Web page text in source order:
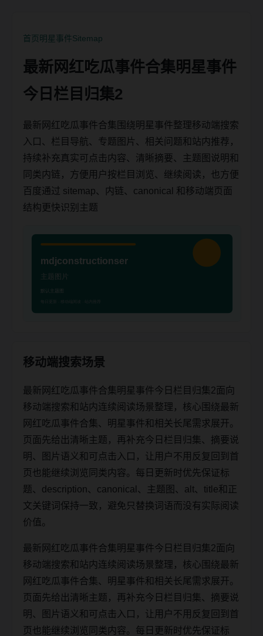
首页明星事件Sitemap
最新网红吃瓜事件合集明星事件
今日栏目归集2
最新网红吃瓜事件合集围绕明星事件整理移动端搜索
入口、栏目导航、专题图片、相关问题和站内推荐，
持续补充真实可点击内容、清晰摘要、主题图说明和
同类内链，方便用户按栏目浏览、继续阅读，也方便
百度通过 sitemap、内链、canonical 和移动端页面
结构更快识别主题
移动端搜索场景
最新网红吃瓜事件合集明星事件今日栏目归集2面向
移动端搜索和站内连续阅读场景整理，核心围绕最新
网红吃瓜事件合集、明星事件和相关长尾需求展开。
页面先给出清晰主题，再补充今日栏目归集、摘要说
明、图片语义和可点击入口，让用户不用反复回到首
页也能继续浏览同类内容。每日更新时优先保证标
题、description、canonical、主题图、alt、title和正
文关键词保持一致，避免只替换词语而没有实际阅读
价值。
最新网红吃瓜事件合集明星事件今日栏目归集2面向
移动端搜索和站内连续阅读场景整理，核心围绕最新
网红吃瓜事件合集、明星事件和相关长尾需求展开。
页面先给出清晰主题，再补充今日栏目归集、摘要说
明、图片语义和可点击入口，让用户不用反复回到首
页也能继续浏览同类内容。每日更新时优先保证标